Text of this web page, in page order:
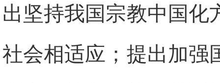
出坚持我国宗教中国化
社会相适应；提出加强